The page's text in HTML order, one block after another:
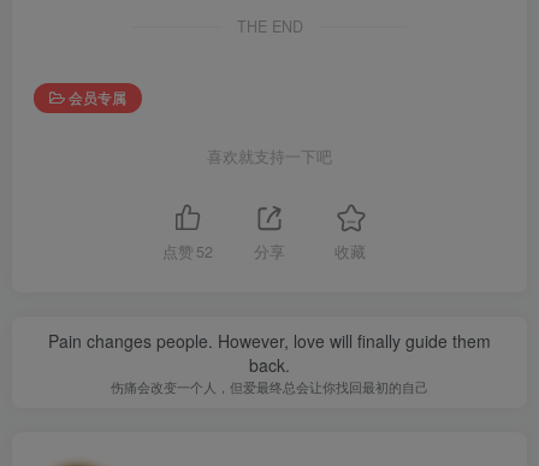
THE END
会员专属
喜欢就支持一下吧
点赞 52 分享 收藏
Pain changes people. However, love will finally guide them
back.
伤痛会改变一个人，但爱最终总会让你找回最初的自己